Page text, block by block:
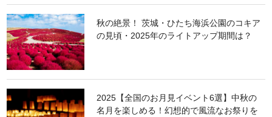
秋の絶景！ 茨城・ひたち海浜公園のコキア
の見頃・2025年のライトアップ期間は？
2025【全国のお月見イベント6選】中秋の
名月を楽しめる！幻想的で風流なお祭りを